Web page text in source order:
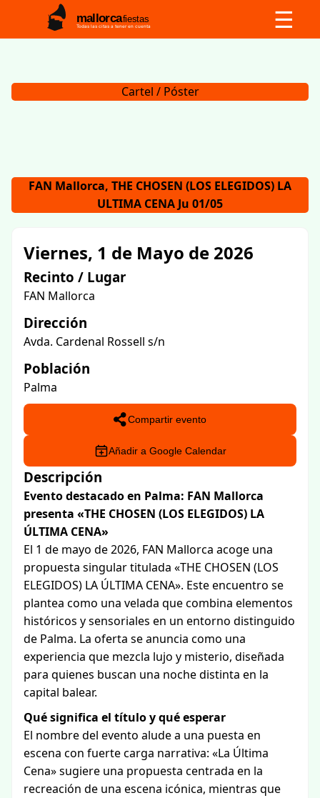
mallorcafiestas
Todas las citas a tener en cuenta ☰
Cartel / Póster
FAN Mallorca, THE CHOSEN (LOS ELEGIDOS) LA
ULTIMA CENA Ju 01/05
Viernes, 1 de Mayo de 2026
Recinto / Lugar
FAN Mallorca
Dirección
Avda. Cardenal Rossell s/n
Población
Palma
Compartir evento
Añadir a Google Calendar
Descripción
Evento destacado en Palma: FAN Mallorca
presenta «THE CHOSEN (LOS ELEGIDOS) LA
ÚLTIMA CENA»
El 1 de mayo de 2026, FAN Mallorca acoge una
propuesta singular titulada «THE CHOSEN (LOS
ELEGIDOS) LA ÚLTIMA CENA». Este encuentro se
plantea como una velada que combina elementos
históricos y sensoriales en un entorno distinguido
de Palma. La oferta se anuncia como una
experiencia que mezcla lujo y misterio, diseñada
para quienes buscan una noche distinta en la
capital balear.
Qué significa el título y qué esperar
El nombre del evento alude a una puesta en
escena con fuerte carga narrativa: «La Última
Cena» sugiere una propuesta centrada en la
recreación de una escena icónica, mientras que